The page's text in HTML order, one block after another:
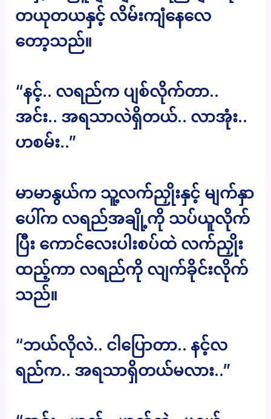
တယုတယနှင့် လိမ်းကျံနေလေ
တော့သည်။
“နင့်.. လရည်က ပျစ်လိုက်တာ..
အင်း.. အရသာလဲရှိတယ်.. လာအုံး..
ဟစမ်း..”
မာမာနွယ်က သူ့လက်ညှိုးနှင့် မျက်နှာ
ပေါ်က လရည်အချို့ကို သပ်ယူလိုက်
ပြီး ကောင်လေးပါးစပ်ထဲ လက်ညှိုး
ထည့်ကာ လရည်ကို လျက်ခိုင်းလိုက်
သည်။
“ဘယ်လိုလဲ.. ငါပြောတာ.. နင့်လ
ရည်က.. အရသာရှိတယ်မလား..”